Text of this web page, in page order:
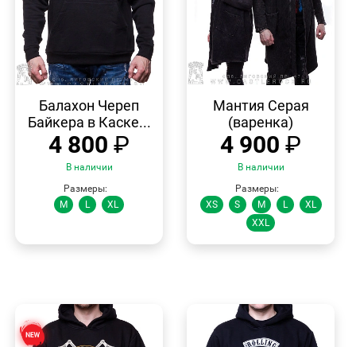
ПРОСМОТР
Балахон Череп
Байкера в Каске...
4 800 ₽
В наличии
Размеры:
M
L XL
ПРОСМОТР
Мантия Серая
(варенка)
4 900 ₽
В наличии
Размеры:
XS
S M L
XL
XXL